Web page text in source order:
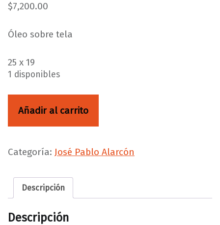
$7,200.00
Óleo sobre tela
25 x 19
1 disponibles
Mozart cantidad
Añadir al carrito
Categoría: José Pablo Alarcón
Descripción
Descripción